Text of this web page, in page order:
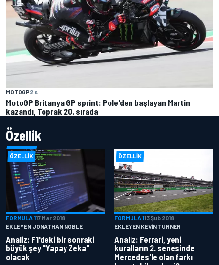
MOTOGP2 s
MotoGP Britanya GP sprint: Pole'den başlayan Martin
kazandı, Toprak 20. sırada
Özellik
ÖZELLIK
FORMULA 117 Mar 2018
EKLEYEN JONATHAN NOBLE
Analiz: F1'deki bir sonraki
büyük şey "Yapay Zeka"
olacak
ÖZELLIK
FORMULA 113 Şub 2018
EKLEYEN KEVIN TURNER
Analiz: Ferrari, yeni
kuralların 2. senesinde
Mercedes'le olan farkı